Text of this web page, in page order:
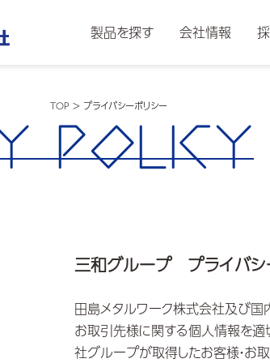
製品を探す 会社情報
TOP > プライバシーポリシー
POLICY
三和グループ プライバシ
田島メタルワーク株式会社及び国
お取引先様に関する個人情報を適
社グループが取得したお客様・お